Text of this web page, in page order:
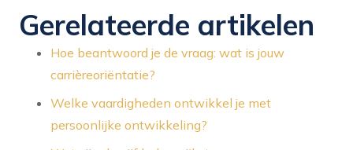
Gerelateerde artikelen
Hoe beantwoord je de vraag: wat is jouw
carrièreoriëntatie?
Welke vaardigheden ontwikkel je met
persoonlijke ontwikkeling?